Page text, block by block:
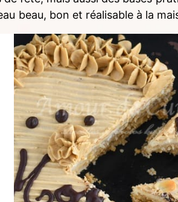
beau, bon et réalisable à la